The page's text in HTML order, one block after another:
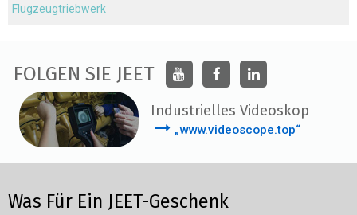
Flugzeugtriebwerk
FOLGEN SIE JEET
Industrielles Videoskop
„www.videoscope.top“
Was Für Ein JEET-Geschenk